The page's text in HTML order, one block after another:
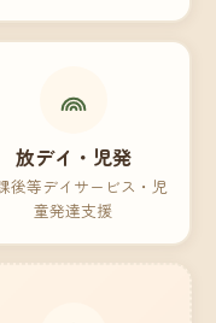
放デイ・児発
後等デイサービス・児
童発達支援